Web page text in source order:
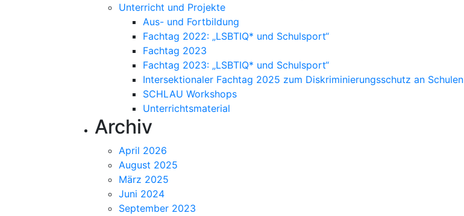
Unterricht und Projekte
Aus- und Fortbildung
Fachtag 2022: „LSBTIQ* und Schulsport“
Fachtag 2023
Fachtag 2023: „LSBTIQ* und Schulsport“
Intersektionaler Fachtag 2025 zum Diskriminierungsschutz an Schulen
SCHLAU Workshops
Unterrichtsmaterial
Archiv
April 2026
August 2025
März 2025
Juni 2024
September 2023